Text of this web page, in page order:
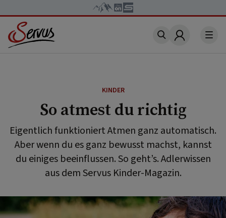
Account
KINDER
So atmest du richtig
Eigentlich funktioniert Atmen ganz automatisch.
Aber wenn du es ganz bewusst machst, kannst
du einiges beeinflussen. So geht’s. Adlerwissen
aus dem Servus Kinder-Magazin.